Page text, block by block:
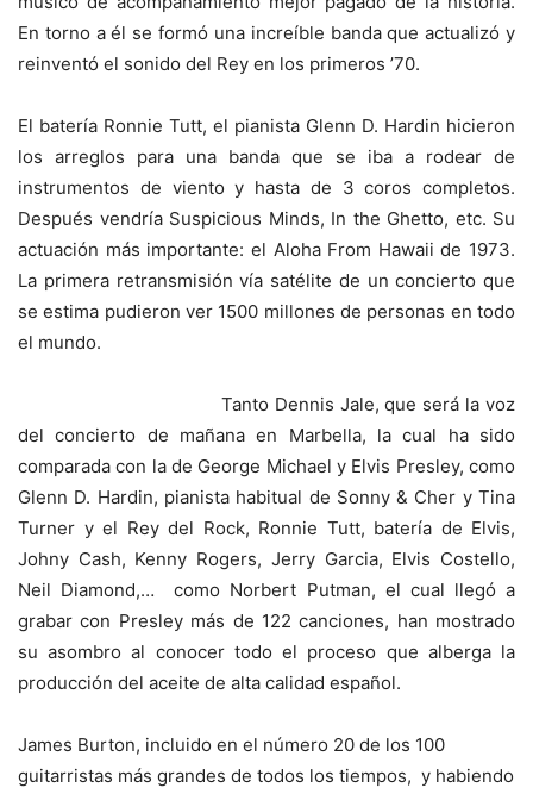
En torno a él se formó una increíble banda que actualizó y
reinventó el sonido del Rey en los primeros ’70.
El batería Ronnie Tutt, el pianista Glenn D. Hardin hicieron
los arreglos para una banda que se iba a rodear de
instrumentos de viento y hasta de 3 coros completos.
Después vendría Suspicious Minds, In the Ghetto, etc. Su
actuación más importante: el Aloha From Hawaii de 1973.
La primera retransmisión vía satélite de un concierto que
se estima pudieron ver 1500 millones de personas en todo
el mundo.
Tanto Dennis Jale, que será la voz
del concierto de mañana en Marbella, la cual ha sido
comparada con la de George Michael y Elvis Presley, como
Glenn D. Hardin, pianista habitual de Sonny & Cher y Tina
Turner y el Rey del Rock, Ronnie Tutt, batería de Elvis,
Johny Cash, Kenny Rogers, Jerry Garcia, Elvis Costello,
Neil Diamond,… como Norbert Putman, el cual llegó a
grabar con Presley más de 122 canciones, han mostrado
su asombro al conocer todo el proceso que alberga la
producción del aceite de alta calidad español.
James Burton, incluido en el número 20 de los 100
guitarristas más grandes de todos los tiempos, y habiendo